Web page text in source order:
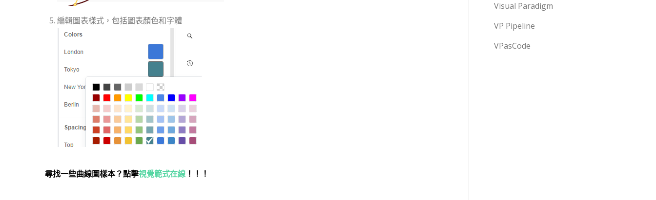
編輯圖表樣式，包括圖表顏色和字體
尋找一些曲線圖樣本？點擊視覺範式在線 ！！！
Visual Paradigm
VP Pipeline
VPasCode